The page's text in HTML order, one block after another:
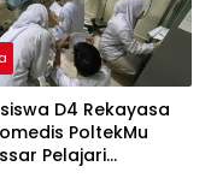
D4 Rekayasa
PoltekMu
Pelajari